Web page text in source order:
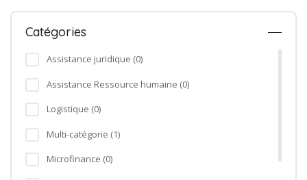
Catégories
Assistance juridique (0)
Assistance Ressource humaine (0)
Logistique (0)
Multi-catégorie (1)
Microfinance (0)